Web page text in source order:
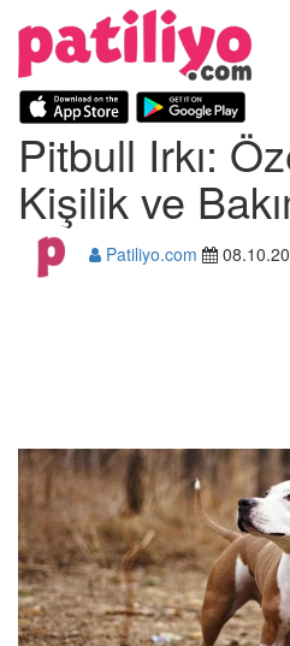
Pitbull Irkı:
Kişilik ve
Patiliyo.com